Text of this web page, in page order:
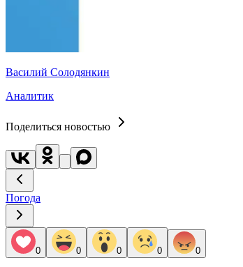
Василий Солодянкин
Аналитик
Поделиться новостью
Погода
0 0 0 0 0